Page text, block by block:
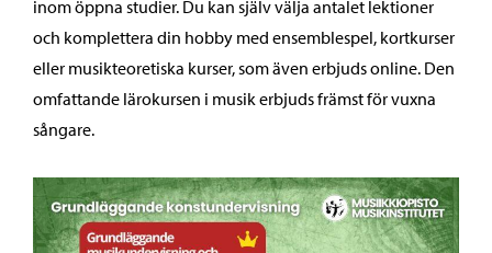
inom öppna studier. Du kan själv välja antalet lektioner
och komplettera din hobby med ensemblespel, kortkurser
eller musikteoretiska kurser, som även erbjuds online. Den
omfattande lärokursen i musik erbjuds främst för vuxna
sångare.